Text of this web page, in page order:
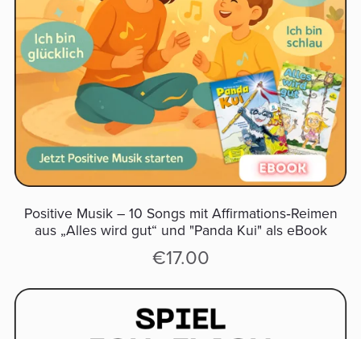
Positive Musik – 10 Songs mit Affirmations‑Reimen
aus „Alles wird gut“ und "Panda Kui" als eBook
€17.00